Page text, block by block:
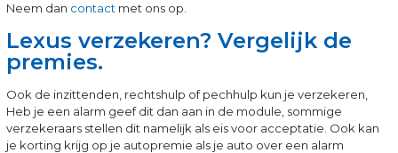
Neem dan contact met ons op.
Lexus verzekeren? Vergelijk de
premies.
Ook de inzittenden, rechtshulp of pechhulp kun je verzekeren,
Heb je een alarm geef dit dan aan in de module, sommige
verzekeraars stellen dit namelijk als eis voor acceptatie. Ook kan
je korting krijg op je autopremie als je auto over een alarm